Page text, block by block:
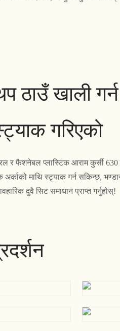
ठाउँ खाली
गरिएको
र फैशनेबल प्लास्टिक आराम कुर्सी
अर्काको माथि स्ट्याक गर्न सकिन्छ,
दुवै सिट समाधान प्राप्त गर्नुहोस्!